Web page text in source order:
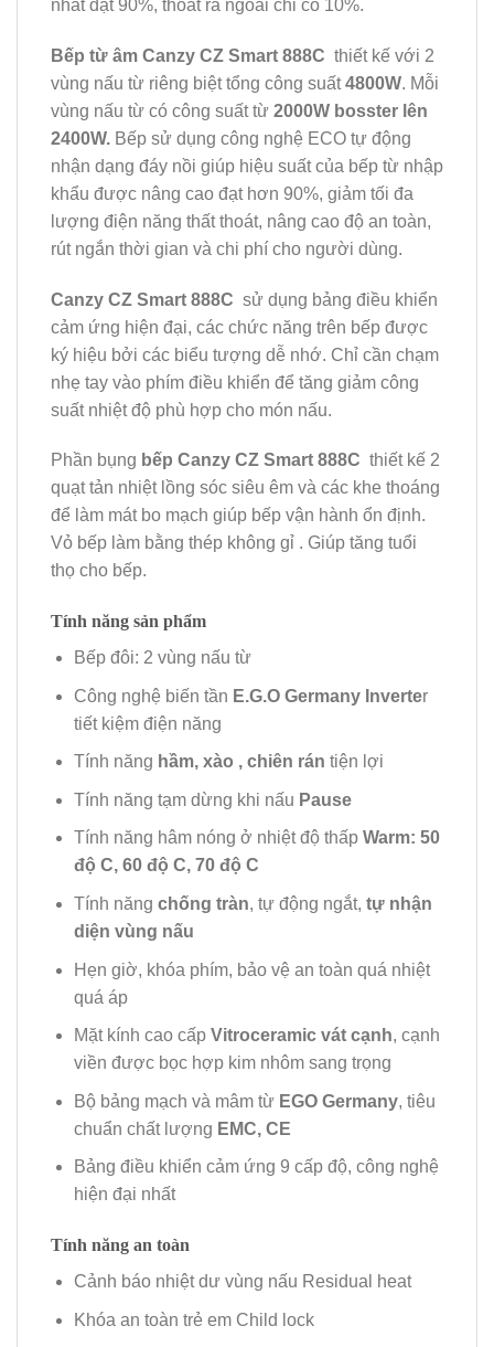
nhất đạt 90%, thoát ra ngoài chỉ có 10%.
Bếp từ âm Canzy CZ Smart 888C thiết kế với 2
vùng nấu từ riêng biệt tổng công suất4800W. Mỗi
vùng nấu từ có công suất từ 2000W bosster lên
2400W. Bếp sử dụng công nghệ ECO tự động
nhận dạng đáy nồi giúp hiệu suất của bếp từ nhập
khẩu được nâng cao đạt hơn 90%, giảm tối đa
lượng điện năng thất thoát, nâng cao độ an toàn,
rút ngắn thời gian và chi phí cho người dùng.
Canzy CZ Smart 888C sử dụng bảng điều khiển
cảm ứng hiện đại, các chức năng trên bếp được
ký hiệu bởi các biểu tượng dễ nhớ. Chỉ cần chạm
nhẹ tay vào phím điều khiển để tăng giảm công
suất nhiệt độ phù hợp cho món nấu.
Phần bụng bếp Canzy CZ Smart 888C thiết kế 2
quạt tản nhiệt lồng sóc siêu êm và các khe thoáng
để làm mát bo mạch giúp bếp vận hành ổn định.
Vỏ bếp làm bằng thép không gỉ . Giúp tăng tuổi
thọ cho bếp.
Tính năng sản phẩm
Bếp đôi: 2 vùng nấu từ
Công nghệ biến tần E.G.O Germany Inverter
tiết kiệm điện năng
Tính năng hầm, xào , chiên rán tiện lợi
Tính năng tạm dừng khi nấu Pause
Tính năng hâm nóng ở nhiệt độ thấp Warm: 50
độ C, 60 độ C, 70 độ C
Tính năng chống tràn, tự động ngắt, tự nhận
diện vùng nấu
Hẹn giờ, khóa phím, bảo vệ an toàn quá nhiệt
quá áp
Mặt kính cao cấp Vitroceramic vát cạnh, cạnh
viền được bọc hợp kim nhôm sang trọng
Bộ bảng mạch và mâm từ EGO Germany, tiêu
chuẩn chất lượng EMC, CE
Bảng điều khiển cảm ứng 9 cấp độ, công nghệ
hiện đại nhất
Tính năng an toàn
Cảnh báo nhiệt dư vùng nấu Residual heat
Khóa an toàn trẻ em Child lock